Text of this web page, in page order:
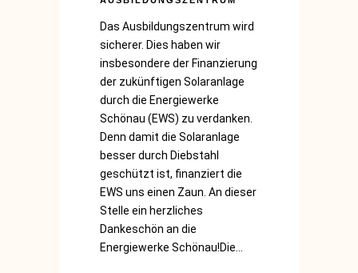
Das Ausbildungszentrum wird
sicherer. Dies haben wir
insbesondere der Finanzierung
der zukünftigen Solaranlage
durch die Energiewerke
Schönau (EWS) zu verdanken.
Denn damit die Solaranlage
besser durch Diebstahl
geschützt ist, finanziert die
EWS uns einen Zaun. An dieser
Stelle ein herzliches
Dankeschön an die
Energiewerke Schönau!Die...